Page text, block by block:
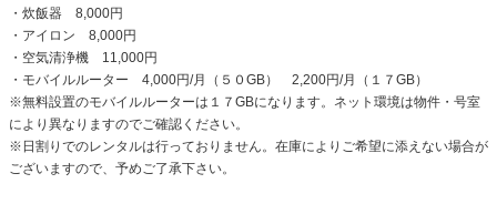
・炊飯器 8,000円
・アイロン 8,000円
・空気清浄機 11,000円
・モバイルルーター 4,000円/月（５０GB） 2,200円/月（１７GB）
※無料設置のモバイルルーターは１７GBになります。ネット環境は物件・号室
により異なりますのでご確認ください。
※日割りでのレンタルは行っておりません。在庫によりご希望に添えない場合が
ございますので、予めご了承下さい。